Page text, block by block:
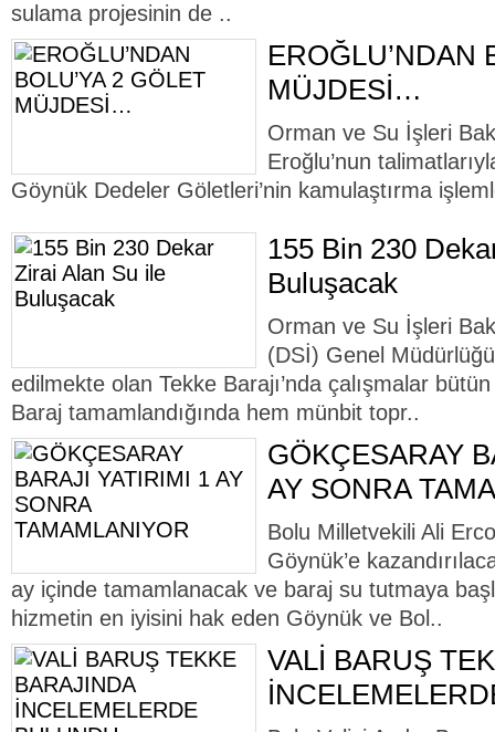
sulama projesinin de ..
EROĞLU’NDAN
MÜJDESİ…
Orman ve Su İşleri
Eroğlu’nun
Göynük Dedeler Göletleri’nin kamulaştırma
155 Bin 230
Buluşacak
Orman ve Su İşleri
(DSİ) Genel
edilmekte olan Tekke Barajı’nda çalışmalar
Baraj tamamlandığında hem münbit topr..
GÖKÇESARAY
AY SONRA
Bolu Milletvekili Ali
Göynük’e
ay içinde tamamlanacak ve baraj su tutmaya
hizmetin en iyisini hak eden Göynük ve Bol..
VALİ BARUŞ